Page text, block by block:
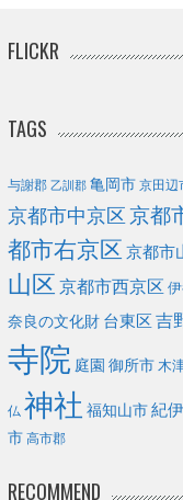
FLICKR
TAGS
与謝郡 乙訓郡 亀岡市 京田辺
京都市中京区京都
都市右京区 京都市
山区京都市西京区
奈良の文化財 台東区 吉
寺院 庭園 御所市 木
仏 神社 福知山市紀
市 高市郡
RECOMMEND